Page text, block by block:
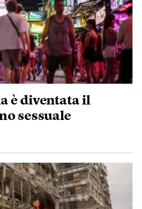
è diventata il
sessuale